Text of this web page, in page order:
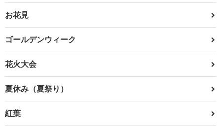
お花見
ゴールデンウィーク
花火大会
夏休み（夏祭り）
紅葉